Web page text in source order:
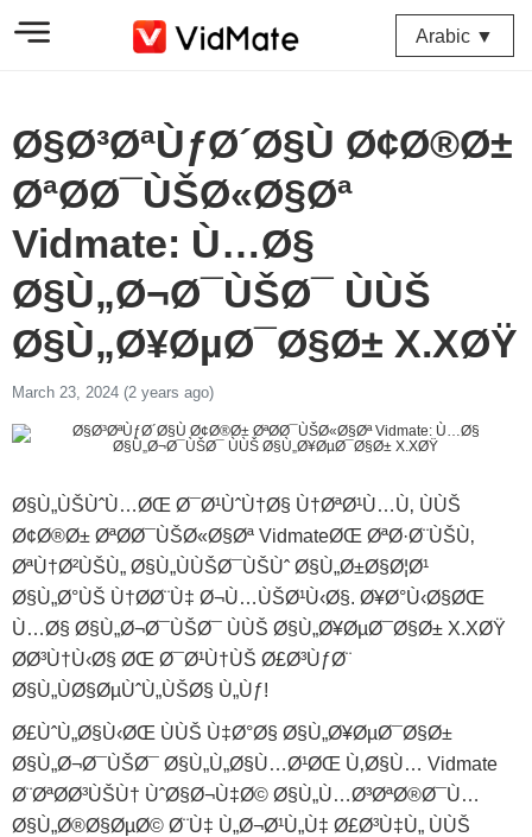
Arabic ▼
Ø§Ø³ØªÙƒØ´Ø§Ù Ø¢Ø®Ø±
ØªØ­Ø¯ÙŠØ«Ø§Øª
Vidmate: Ù…Ø§
Ø§Ù„Ø¬Ø¯ÙŠØ¯ ÙÙŠ
Ø§Ù„Ø¥ØµØ¯Ø§Ø± X.XØŸ
March 23, 2024 (2 years ago)
Ø§Ù„ÙŠÙˆÙ…ØŒ Ø¯Ø¹ÙˆÙ†Ø§ Ù†ØªØ¹Ù…Ù‚ ÙÙŠ
Ø¢Ø®Ø± ØªØ­Ø¯ÙŠØ«Ø§Øª VidmateØŒ ØªØ·Ø¨ÙŠÙ‚
ØªÙ†Ø²ÙŠÙ„ Ø§Ù„ÙÙŠØ¯ÙŠÙˆ Ø§Ù„Ø±Ø§Ø¦Ø¹
Ø§Ù„Ø°ÙŠ Ù†Ø­Ø¨Ù‡ Ø¬Ù…ÙŠØ¹Ù‹Ø§. Ø¥Ø°Ù‹Ø§ØŒ
Ù…Ø§ Ø§Ù„Ø¬Ø¯ÙŠØ¯ ÙÙŠ Ø§Ù„Ø¥ØµØ¯Ø§Ø± X.XØŸ
Ø­Ø³Ù†Ù‹Ø§ ØŒ Ø¯Ø¹Ù†ÙŠ Ø£Ø³ÙƒØ¨
Ø§Ù„ÙØ§ØµÙˆÙ„ÙŠØ§ Ù„Ùƒ!
Ø£ÙˆÙ„Ø§Ù‹ØŒ ÙÙŠ Ù‡Ø°Ø§ Ø§Ù„Ø¥ØµØ¯Ø§Ø±
Ø§Ù„Ø¬Ø¯ÙŠØ¯ Ø§Ù„Ù„Ø§Ù…Ø¹ØŒ Ù‚Ø§Ù… Vidmate
Ø¨ØªØ­Ø³ÙŠÙ† ÙˆØ§Ø¬Ù‡Ø© Ø§Ù„Ù…Ø³ØªØ®Ø¯Ù…
Ø§Ù„Ø®Ø§ØµØ© Ø¨Ù‡ Ù„Ø¬Ø¹Ù„Ù‡ Ø£Ø³Ù‡Ù„ ÙÙŠ